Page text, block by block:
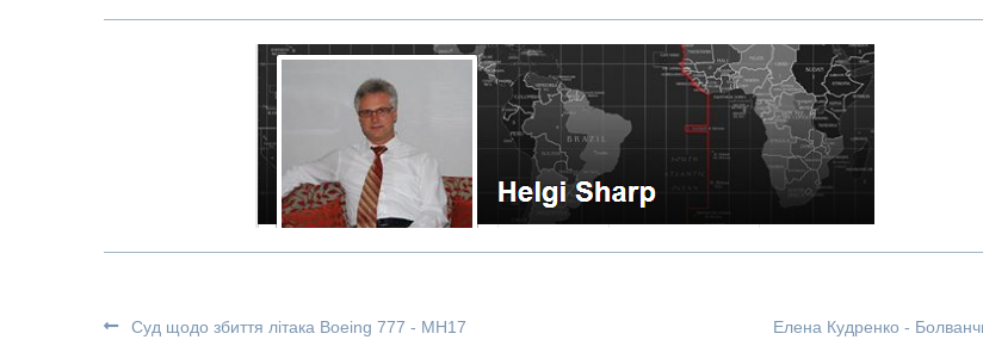
Суд щодо збиття літака Boeing 777 - МН17 Елена Кудренко -